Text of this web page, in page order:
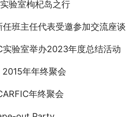
验室枸杞岛之行
任班主任代表受邀参加交流座谈
实验室举办2023年度总结活动
2015年年终聚会
年终聚会